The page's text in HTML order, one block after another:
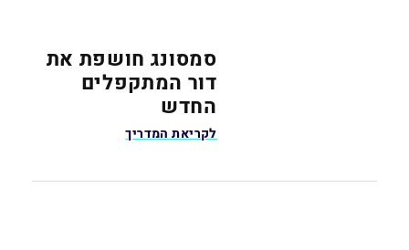
סמסונג חושפת את
דור המתקפלים
החדש
לקריאת המדריך